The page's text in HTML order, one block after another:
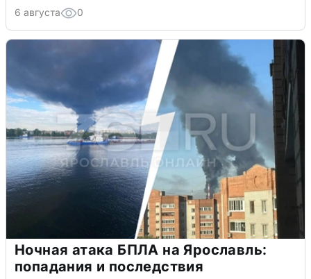
6 августа 0
Ночная атака БПЛА на Ярославль:
попадания и последствия